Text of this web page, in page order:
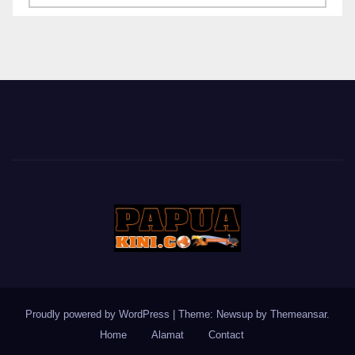
Proudly powered by WordPress | Theme: Newsup by Themeansar.
Home
Alamat Contact